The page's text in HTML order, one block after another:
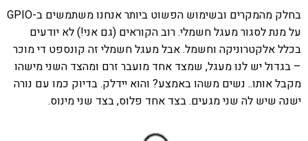
בחלק מהמקרים ובשימוש הפשוט ביותר אנחנו משתמשים ב-GPIO
על מנת לסגור מעגל חשמלי. רוב הקוראים (גם אני!) לא יודעים
בכלל אלקטרוניקה וחשמל. אבל מעגל חשמלי זה קונספט די מוכר
– בגדול יש לנו מעגל, שמצד אחד מועבר זרם ומהצד השני מישהו
מקבל אותו.. נשים משהו באמצע? והוא יידלק. בדיוק כמו עם נורה
ישנה שיש לה שני מגעים. בצד אחד פלוס, בצד שני מינוס.